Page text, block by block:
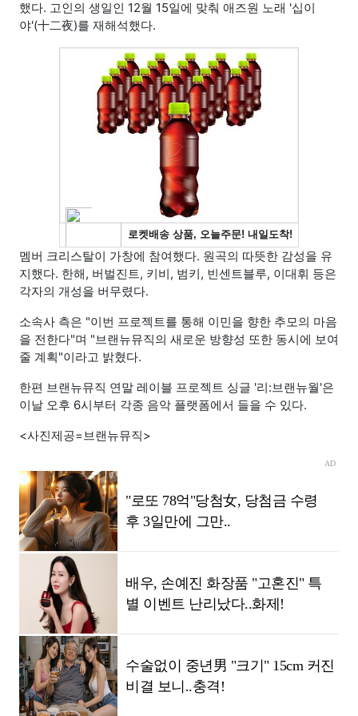
했다. 고인의 생일인 12월 15일에 맞춰 애즈원 노래 '십이
야'(十二夜)를 재해석했다.
멤버 크리스탈이 가창에 참여했다. 원곡의 따뜻한 감성을 유
지했다. 한해, 버벌진트, 키비, 범키, 빈센트블루, 이대휘 등은
각자의 개성을 버무렸다.
소속사 측은 "이번 프로젝트를 통해 이민을 향한 추모의 마음
을 전한다"며 "브랜뉴뮤직의 새로운 방향성 또한 동시에 보여
줄 계획"이라고 밝혔다.
한편 브랜뉴뮤직 연말 레이블 프로젝트 싱글 '리:브랜뉴월'은
이날 오후 6시부터 각종 음악 플랫폼에서 들을 수 있다.
<사진제공=브랜뉴뮤직>